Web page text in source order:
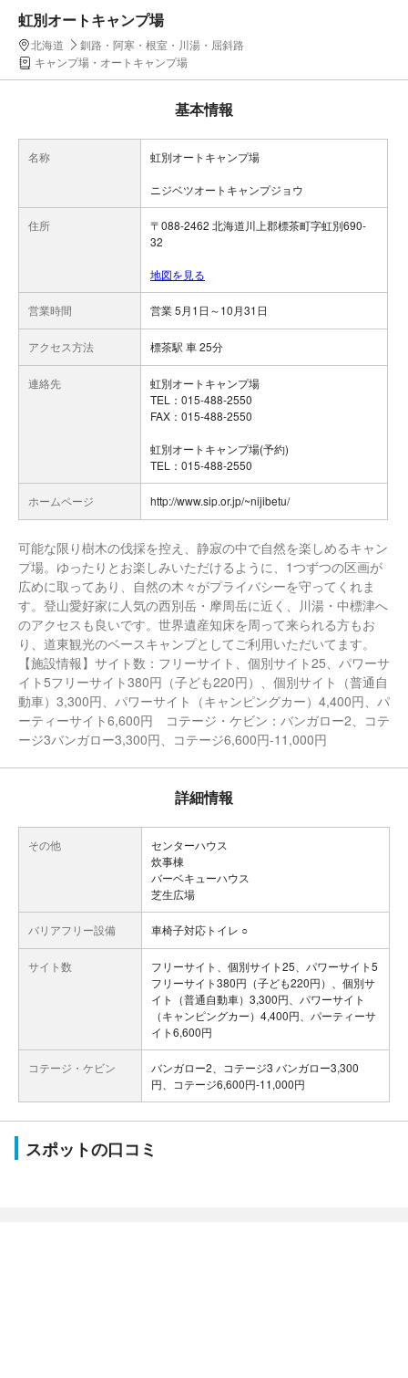
虹別オートキャンプ場
北海道
釧路・阿寒・根室・川湯・屈斜路
キャンプ場・オートキャンプ場
基本情報
名称 虹別オートキャンプ場
ニジベツオートキャンプジョウ
住所
〒088-2462 北海道川上郡標茶町字虹別690-
32
地図を見る
営業時間 営業 5月1日～10月31日
アクセス方法 標茶駅 車 25分
連絡先
虹別オートキャンプ場
TEL：015-488-2550
FAX：015-488-2550
虹別オートキャンプ場(予約)
TEL：015-488-2550
ホームページ http://www.sip.or.jp/~nijibetu/
可能な限り樹木の伐採を控え、静寂の中で自然を楽しめるキャン
プ場。ゆったりとお楽しみいただけるように、1つずつの区画が
広めに取ってあり、自然の木々がプライバシーを守ってくれま
す。登山愛好家に人気の西別岳・摩周岳に近く、川湯・中標津へ
のアクセスも良いです。世界遺産知床を周って来られる方もお
り、道東観光のベースキャンプとしてご利用いただいてます。
【施設情報】サイト数：フリーサイト、個別サイト25、パワーサ
イト5フリーサイト380円（子ども220円）、個別サイト（普通自
動車）3,300円、パワーサイト（キャンピングカー）4,400円、パ
ーティーサイト6,600円 コテージ・ケビン：バンガロー2、コテ
ージ3バンガロー3,300円、コテージ6,600円-11,000円
詳細情報
その他
センターハウス
炊事棟
バーベキューハウス
芝生広場
バリアフリー設備 車椅子対応トイレ ○
サイト数
フリーサイト、個別サイト25、パワーサイト5
フリーサイト380円（子ども220円）、個別サ
イト（普通自動車）3,300円、パワーサイト
（キャンピングカー）4,400円、パーティーサ
イト6,600円
コテージ・ケビン
バンガロー2、コテージ3 バンガロー3,300
円、コテージ6,600円-11,000円
スポットの口コミ